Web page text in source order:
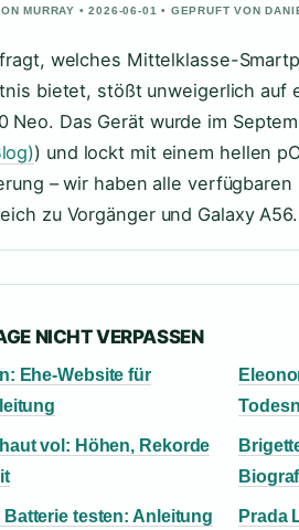
MURRAY • 2026-06-01 • GEPRUFT VON
welches Mittelklasse-
bietet, stößt unweigerlich auf
Neo. Das Gerät wurde im
) und lockt mit einem hellen
– wir haben alle
zu Vorgänger und Galaxy A56.
NICHT VERPASSEN
Ehe-Website für
vol: Höhen, Rekorde
Batterie testen: Anleitung
Prada